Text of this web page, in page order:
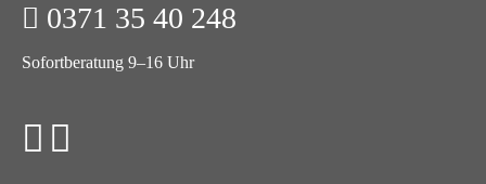
0371 35 40 248
Sofortberatung 9–16 Uhr